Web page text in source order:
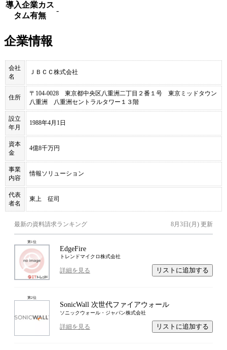
導入企業カス
タム有無
-
企業情報
会社
名
ＪＢＣＣ株式会社
住所
〒104-0028 東京都中央区八重洲二丁目２番１号 東京ミッドタウン
八重洲 八重洲セントラルタワー１３階
設立
年月
1988年4月1日
資本
金
4億8千万円
事業
内容
情報ソリューション
代表
者名
東上 征司
最新の資料請求ランキング 8月3日(月) 更新
第1位
EdgeFire
トレンドマイクロ株式会社
詳細を見る リストに追加する
第2位
SonicWall 次世代ファイアウォール
ソニックウォール・ジャパン株式会社
詳細を見る リストに追加する